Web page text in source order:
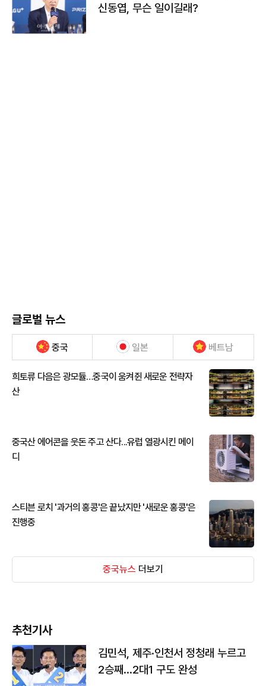
신동엽, 무슨 일이길래?
글로벌 뉴스
중국 일본 베트남
희토류 다음은 광모듈…중국이 움켜쥔 새로운 전략자
산
중국산 에어콘을 웃돈 주고 산다...유럽 열광시킨 메이
디
스티븐 로치 '과거의 홍콩'은 끝났지만 '새로운 홍콩'은
진행중
중국뉴스 더보기
추천기사
김민석, 제주·인천서 정청래 누르고
2승째…2대1 구도 완성